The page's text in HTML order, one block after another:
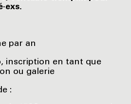
par an
inscription en tant que
ou galerie
: